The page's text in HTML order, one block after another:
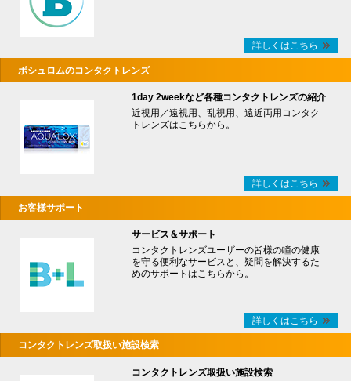
詳しくはこちら
ボシュロムのコンタクトレンズ
1day 2weekなど各種コンタクトレンズの紹介
近視用／遠視用、乱視用、遠近両用コンタク
トレンズはこちらから。
詳しくはこちら
お客様サポート
サービス＆サポート
コンタクトレンズユーザーの皆様の瞳の健康
を守る便利なサービスと、疑問を解決するた
めのサポートはこちらから。
詳しくはこちら
コンタクトレンズ取扱い施設検索
コンタクトレンズ取扱い施設検索